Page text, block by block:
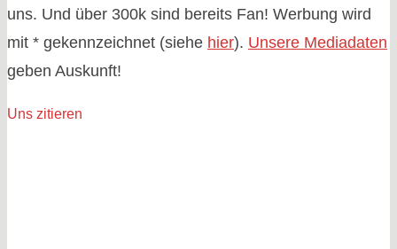
uns. Und über 300k sind bereits Fan! Werbung wird
mit * gekennzeichnet (siehe hier). Unsere Mediadaten
geben Auskunft!
Uns zitieren